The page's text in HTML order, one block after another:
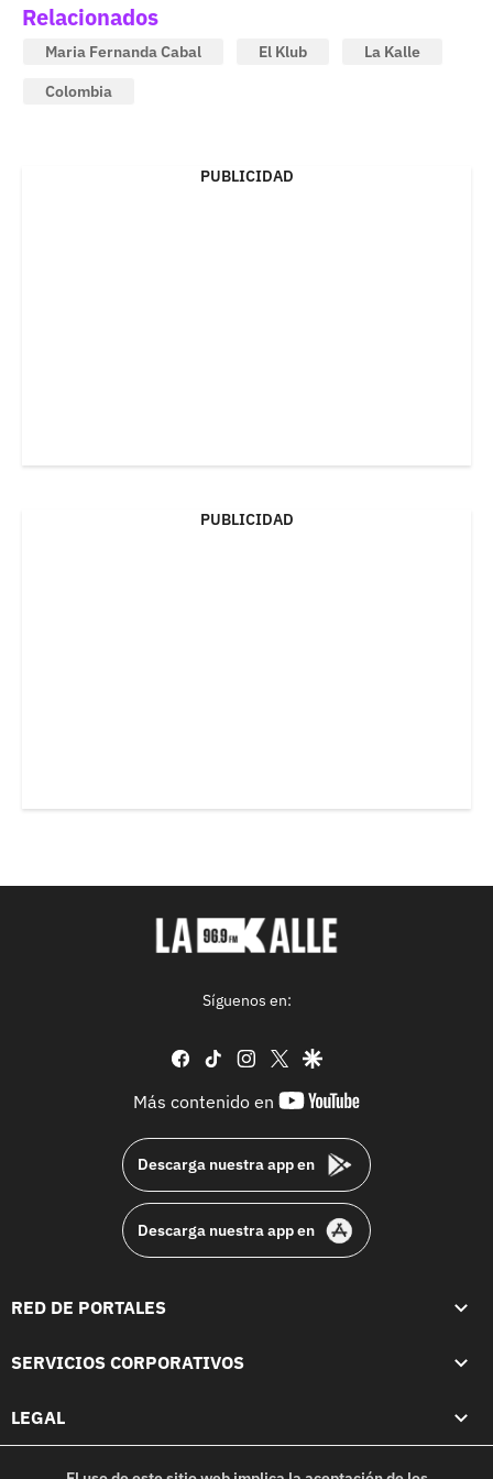
Relacionados
Maria Fernanda Cabal El Klub
La Kalle
Colombia
PUBLICIDAD
PUBLICIDAD
Síguenos en:
facebook
tiktok instagram
twittergoogle
Más contenido en
youtube-
Descarga nuestra app en
Descarga nuestra app en
RED DE PORTALES
SERVICIOS CORPORATIVOS
LEGAL